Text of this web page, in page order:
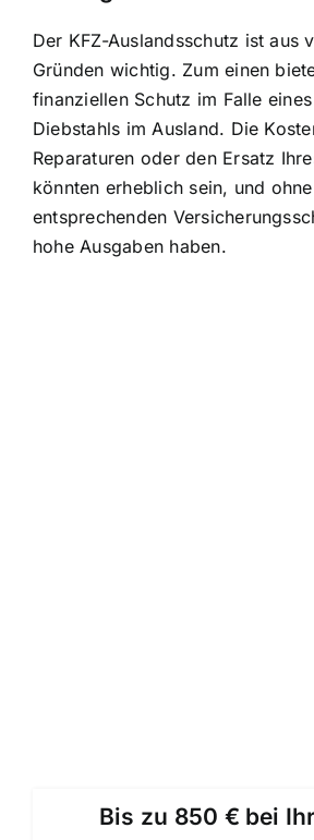
Der KFZ-Auslandsschutz ist aus
Gründen wichtig. Zum einen
finanziellen Schutz im Falle
Diebstahls im Ausland. Die
Reparaturen oder den Ersatz
könnten erheblich sein, und
entsprechenden
hohe Ausgaben haben.
Bis zu 850 € bei